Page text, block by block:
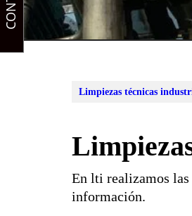
Limpiezas técnicas
En lti realizamos las
información.